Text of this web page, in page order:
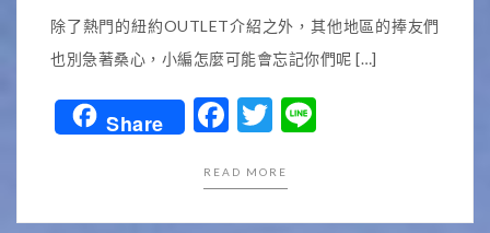
除了熱門的紐約OUTLET介紹之外，其他地區的捧友們
也別急著桑心，小編怎麼可能會忘記你們呢 […]
Share Facebook
Twitter
Line
READ MORE